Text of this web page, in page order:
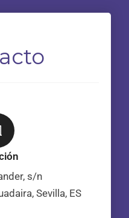
s/n
Sevilla, ES